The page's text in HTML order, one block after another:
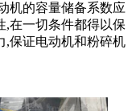
机的容量储备系数应
,在一切条件都得以保
,保证电动机和粉碎机